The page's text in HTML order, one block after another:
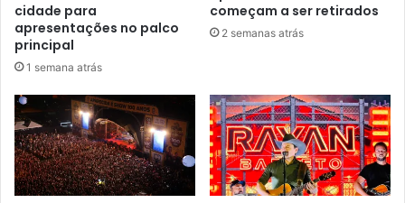
cidade para
apresentações no palco
principal
1 semana atrás
começam a ser retirados
2 semanas atrás